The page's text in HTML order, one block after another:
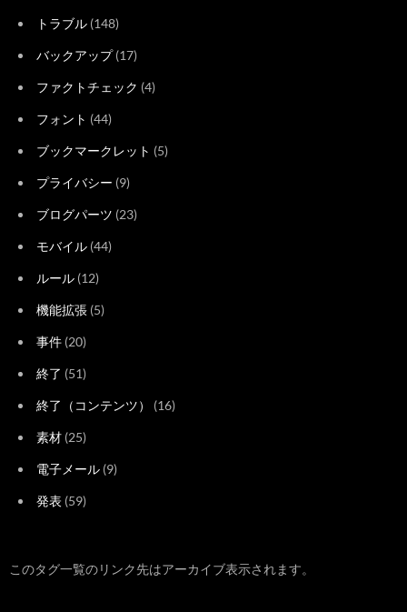
トラブル (148)
バックアップ(17)
ファクトチェック (4)
フォント (44)
ブックマークレット (5)
プライバシー (9)
ブログパーツ (23)
モバイル (44)
ルール (12)
機能拡張 (5)
事件 (20)
終了 (51)
終了（コンテンツ） (16)
素材 (25)
電子メール (9)
発表 (59)
このタグ一覧のリンク先はアーカイブ表示されます。